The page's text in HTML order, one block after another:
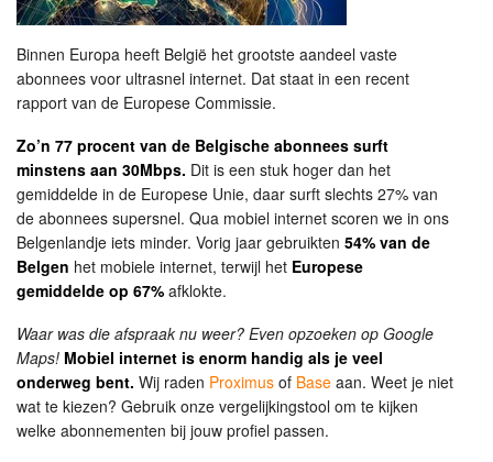
Binnen Europa heeft België het grootste aandeel vaste
abonnees voor ultrasnel internet. Dat staat in een recent
rapport van de Europese Commissie.
Zo’n 77 procent van de Belgische abonnees surft
minstens aan 30Mbps. Dit is een stuk hoger dan het
gemiddelde in de Europese Unie, daar surft slechts 27% van
de abonnees supersnel. Qua mobiel internet scoren we in ons
Belgenlandje iets minder. Vorig jaar gebruikten 54% van de
Belgen het mobiele internet, terwijl het Europese
gemiddelde op 67% afklokte.
Waar was die afspraak nu weer? Even opzoeken op Google
Maps! Mobiel internet is enorm handig als je veel
onderweg bent. Wij raden Proximus of Base aan. Weet je niet
wat te kiezen? Gebruik onze vergelijkingstool om te kijken
welke abonnementen bij jouw profiel passen.